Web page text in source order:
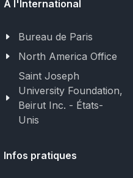
A l'International
Bureau de Paris
North America Office
Saint Joseph
University Foundation,
Beirut Inc. - États-
Unis
Infos pratiques